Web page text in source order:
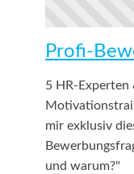
Profi-
5 HR-Experten
mir exklusiv
und warum?"